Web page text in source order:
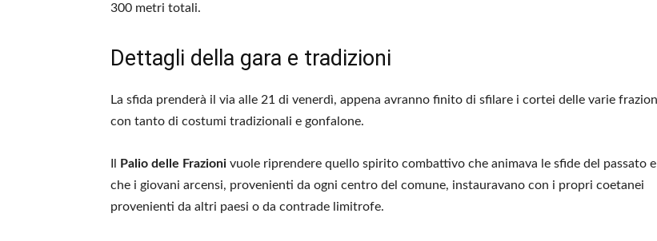
300 metri totali.
Dettagli della gara e tradizioni
La sfida prenderà il via alle 21 di venerdì, appena avranno finito di sfilare i cortei delle varie
con tanto di costumi tradizionali e gonfalone.
Palio delle Frazioni vuole riprendere quello spirito combattivo che animava le sfide del passato e
che i giovani arcensi, provenienti da ogni centro del comune, instauravano con i propri coetanei
provenienti da altri paesi o da contrade limitrofe.